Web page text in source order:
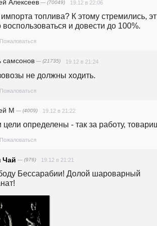
Алексеев — (70049) 19.12 в 22:06
топлива? К этому стремились,
воспользоваться и довести до 100%.
Пожаловаться
самсонов — (21735) 19.12 в 21:24
не должны ходить.
Пожаловаться
М — (4009) 19.12 в 21:22
цели определены - так за работу,
Пожаловаться
Чай — (976) 19.12 в 21:21
Бессарабии! Долой шароварный